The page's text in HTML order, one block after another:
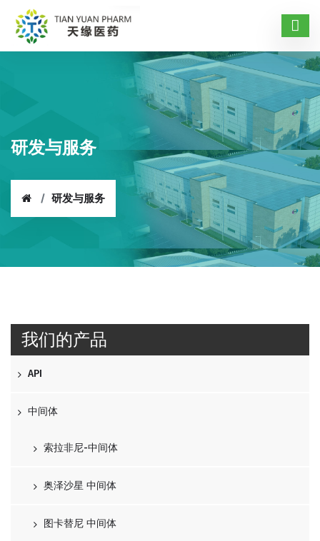
研发与服务
研发与服务
我们的产品
API
中间体
索拉非尼-中间体
奥泽沙星 中间体
图卡替尼 中间体